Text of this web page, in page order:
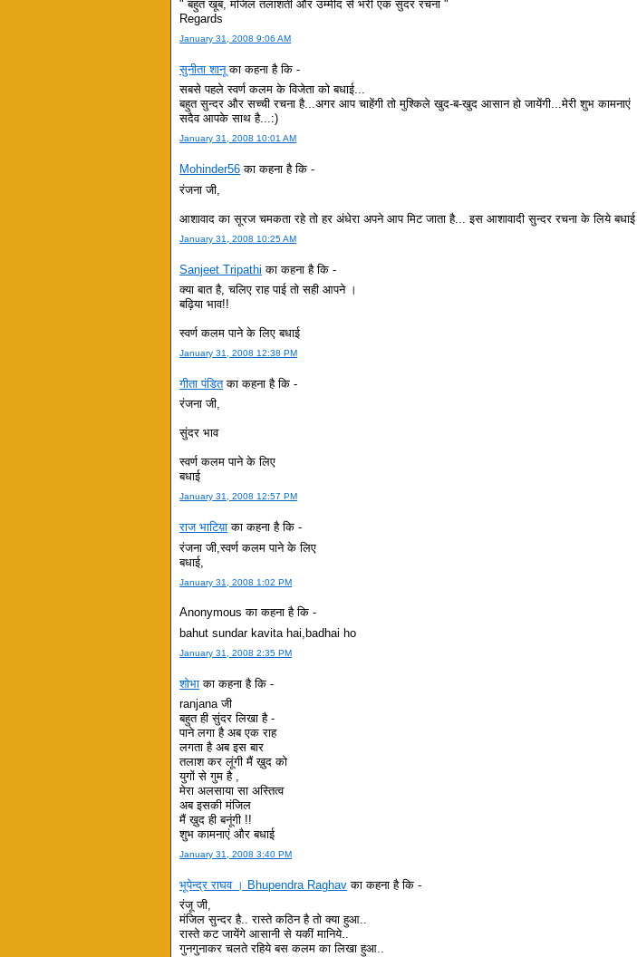
" बहुत खूब, मंजिल तलाशती और उम्मीद से भरी एक सुंदर रचना "
Regards
January 31, 2008 9:06 AM
सुनीता शानूका कहना है कि -
सबसे पहले स्वर्ण कलम के विजेता को बधाई...
बहुत सुन्दर और सच्ची रचना है...अगर आप चाहेंगी तो मुश्किले खुद-ब-खुद आसान हो जायेंगी...मेरी शुभ कामनाएं
सदैव आपके साथ है...:)
January 31, 2008 10:01 AM
Mohinder56 का कहना है कि -
रंजना जी,
आशावाद का सूरज चमकता रहे तो हर अंधेरा अपने आप मिट जाता है... इस आशावादी सुन्दर रचना के लिये बधाई
January 31, 2008 10:25 AM
Sanjeet Tripathi का कहना है कि -
क्या बात है, चलिए राह पाई तो सही आपने ।
बढ़िया भाव!!
स्वर्ण कलम पाने के लिए बधाई
January 31, 2008 12:38 PM
गीता पंडितका कहना है कि -
रंजना जी,
सुंदर भाव
स्वर्ण कलम पाने के लिए
बधाई
January 31, 2008 12:57 PM
राज भाटिय़ा का कहना है कि -
रंजना जी,स्वर्ण कलम पाने के लिए
बधाई,
January 31, 2008 1:02 PM
Anonymous का कहना है कि -
bahut sundar kavita hai,badhai ho
January 31, 2008 2:35 PM
शोभा का कहना है कि -
ranjana जी
बहुत ही सुंदर लिखा है -
पाने लगा है अब एक राह
लगता है अब इस बार
तलाश कर लूंगी मैं ख़ुद को
युगों से गुम है ,
मेरा अलसाया सा अस्तित्व
अब इसकी मंजिल
मैं ख़ुद ही बनूंगी !!
शुभ कामनाएं और बधाई
January 31, 2008 3:40 PM
भूपेन्द्र राघव । Bhupendra Raghav का कहना है कि -
रंजू जी,
मंजिल सुन्दर है.. रास्ते कठिन है तो क्या हुआ..
रास्ते कट जायेंगे आसानी से यकीं मानिये..
गुनगुनाकर चलते रहिये बस कलम का लिखा हुआ..